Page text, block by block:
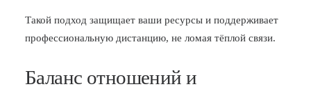
Такой подход защищает ваши ресурсы и поддерживает
профессиональную дистанцию, не ломая тёплой связи.
Баланс отношений и